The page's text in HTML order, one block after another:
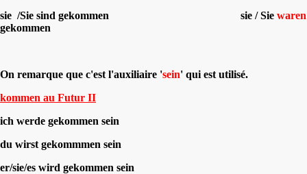
sie /Sie sind gekommen sie / Sie waren
gekommen
On remarque que c'est l'auxiliaire 'sein' qui est utilisé.
kommen au Futur II
ich werde gekommen sein
du wirst gekommmen sein
er/sie/es wird gekommen sein